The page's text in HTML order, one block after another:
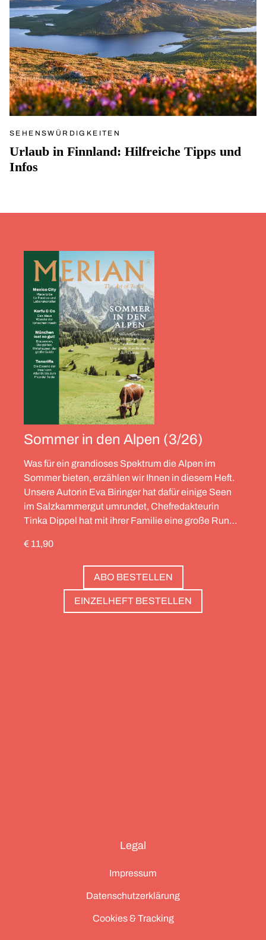
SEHENSWÜRDIGKEITEN
Urlaub in Finnland: Hilfreiche Tipps und
Infos
Sommer in den Alpen (3/26)
Was für ein grandioses Spektrum die Alpen im
Sommer bieten, erzählen wir Ihnen in diesem Heft.
Unsere Autorin Eva Biringer hat dafür einige Seen
im Salzkammergut umrundet, Chefredakteurin
Tinka Dippel hat mit ihrer Familie eine große Runde
Helfrich ist über viele Gipfel gegangen – von
Salzburg bis nach Triest. Und die Redaktion hat
zwölf Hotels gesammelt, die zweierlei gemeinsam
haben: Sie sind die perfekte Basis, um Gipfel zu
stürmen. Und sie haben wunderschöne Pools, um
€ 11,90
ABO BESTELLEN
EINZELHEFT BESTELLEN
Legal
Impressum
Datenschutzerklärung
Cookies & Tracking